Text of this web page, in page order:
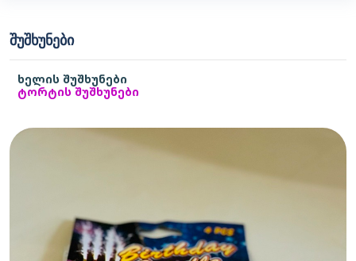
ᲨᲣᲨᲮᲣᲜᲔᲑᲘ
ხელის შუშხუნები
ტორტის შუშხუნები